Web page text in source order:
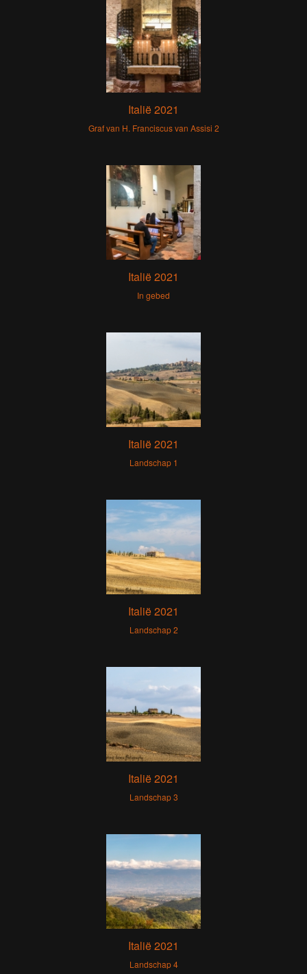
Italië 2021
Graf van H. Franciscus van Assisi 2
Italië 2021
In gebed
Italië 2021
Landschap 1
Italië 2021
Landschap 2
Italië 2021
Landschap 3
Italië 2021
Landschap 4